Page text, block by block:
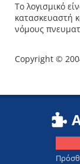
Το λογισμικό
κατασκευαστή
νόμους
Copyright ©